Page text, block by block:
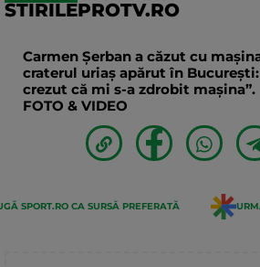
STIRILEPROTV.RO
Carmen Șerban a căzut cu
craterul uriaș apărut în București:
crezut că mi s-a zdrobit mașina”.
FOTO & VIDEO
SPORT.RO CA SURSĂ PREFERATĂ